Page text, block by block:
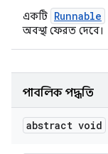
একটি Runnable
অবস্থা ফেরত দেবে।
পাবলিক পদ্ধতি
abstract void